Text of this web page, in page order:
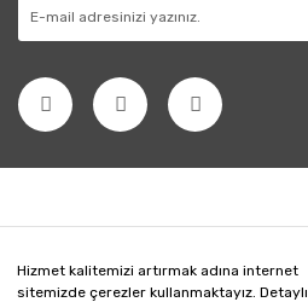
Hizmet kalitemizi artırmak adına internet
sitemizde çerezler kullanmaktayız. Detaylı